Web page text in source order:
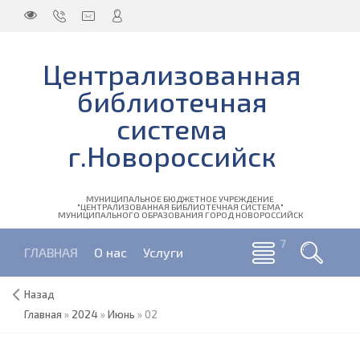
Централизованная
библиотечная
система
г.Новороссийск
МУНИЦИПАЛЬНОЕ БЮДЖЕТНОЕ УЧРЕЖДЕНИЕ
"ЦЕНТРАЛИЗОВАННАЯ БИБЛИОТЕЧНАЯ СИСТЕМА"
МУНИЦИПАЛЬНОГО ОБРАЗОВАНИЯ ГОРОД НОВОРОССИЙСК
ГЛАВНАЯ О нас Услуги
Назад
Главная » 2024»Июнь »02